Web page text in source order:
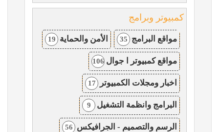
كمبيوتر وبرامج
مواقع البرامج 35 الأمن والحماية 19
مواقع كمبيوتر ا جوال 106
اخبار ومجلات الكمبيوتر 17
البرامج وانظمة التشغيل 9
الرسم والتصميم - الجرافيكس 56